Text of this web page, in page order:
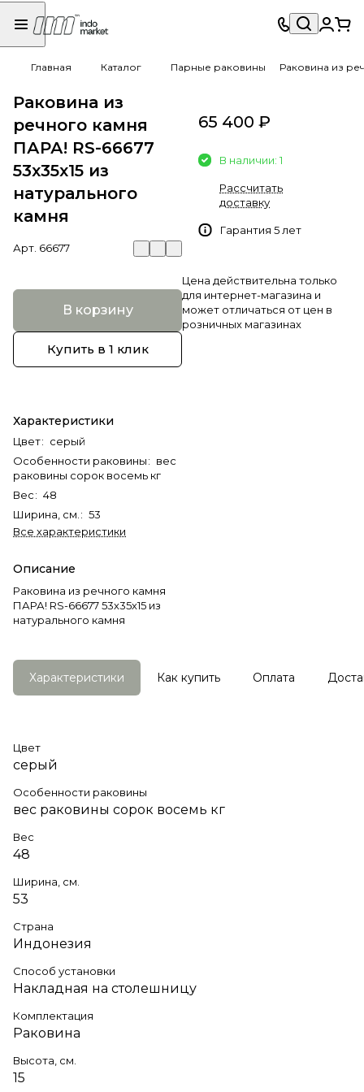
Главная Каталог Парные раковины Раковина из
Раковина из
речного камня
ПАРА! RS-66677
53х35х15 из
натурального
камня
Арт. 66677
В корзину
Купить в 1 клик
Характеристики
Цвет: серый
Особенности раковины: вес
раковины сорок восемь кг
Вес: 48
Ширина, см. : 53
Все характеристики
Описание
Раковина из речного камня
ПАРА! RS-66677 53х35х15 из
натурального камня
65 400 ₽
В наличии: 1
Рассчитать
доставку
Гарантия 5 лет
Цена действительна только
для интернет-магазина и
может отличаться от цен в
розничных магазинах
Характеристики Как купить Оплата
Цвет
серый
Особенности раковины
вес раковины сорок восемь кг
Вес
48
Ширина, см.
53
Страна
Индонезия
Способ установки
Накладная на столешницу
Комплектация
Раковина
Высота, см.
15